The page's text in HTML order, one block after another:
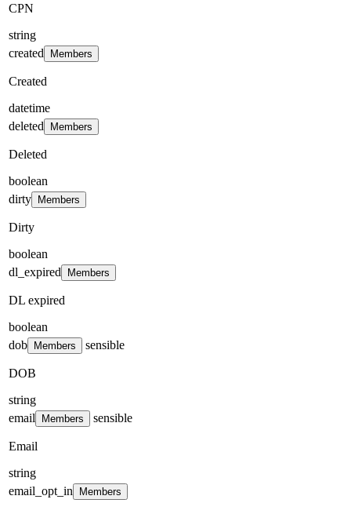
CPN
string
created
Members
Created
datetime
deleted
Members
Deleted
boolean
dirty
Members
Dirty
boolean
dl_expired
Members
DL expired
boolean
dob
Members sensible
DOB
string
email
Members sensible
Email
string
email_opt_in
Members